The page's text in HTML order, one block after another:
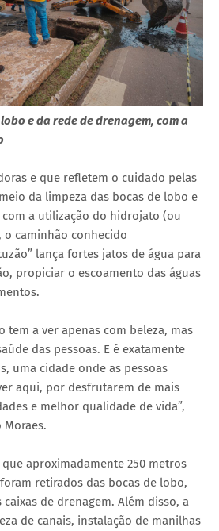
e da rede de drenagem, com a
e que refletem o cuidado pelas
da limpeza das bocas de lobo e
a utilização do hidrojato (ou
o caminhão conhecido
lança fortes jatos de água para
propiciar o escoamento das águas
tem a ver apenas com beleza, mas
das pessoas. E é exatamente
uma cidade onde as pessoas
aqui, por desfrutarem de mais
e melhor qualidade de vida”,
aproximadamente 250 metros
retirados das bocas de lobo,
de drenagem. Além disso, a
de canais, instalação de manilhas